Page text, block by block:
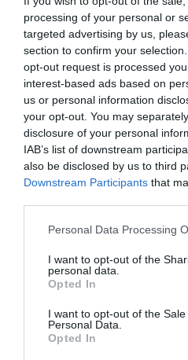
processing of your personal or
targeted advertising by us,
section to confirm your
opt-out request is processed
interest-based ads based on
us or personal information
your opt-out. You may
disclosure of your personal
IAB’s list of downstream
also be disclosed by us to third
Downstream Participants that
Please note that this website/
not limited to your visit or usage
grant or deny consent to
use your data for below
consent section.
Personal Data Processing
I want to opt-out of the
personal data.
Opted In
I want to opt-out of the
Personal Data.
Opted In
ΔΕΙΤΕ ΤΗΝ
Κίνηση Τώρα: Live